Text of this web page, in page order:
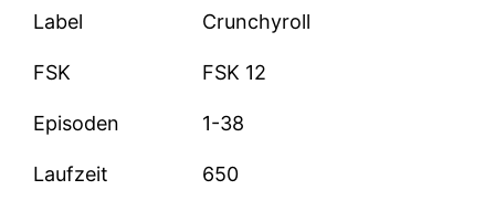
Label Crunchyroll
FSK FSK 12
Episoden 1-38
Laufzeit 650